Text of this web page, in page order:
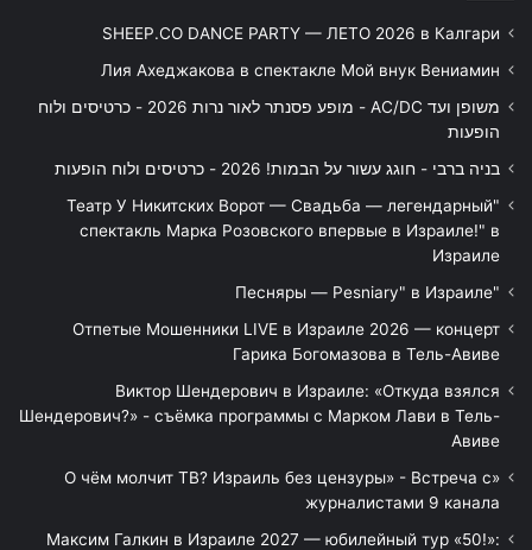
SHEEP.CO DANCE PARTY — ЛЕТО 2026 в Калгари
Лия Ахеджакова в спектакле Мой внук Вениамин
משופן ועד AC/DC - מופע פסנתר לאור נרות 2026 - כרטיסים ולוח
הופעות
בניה ברבי - חוגג עשור על הבמות! 2026 - כרטיסים ולוח הופעות
"Театр У Никитских Ворот — Свадьба — легендарный
спектакль Марка Розовского впервые в Израиле!" в
Израиле
"Песняры — Pesniary" в Израиле
Отпетые Мошенники LIVE в Израиле 2026 — концерт
Гарика Богомазова в Тель-Авиве
Виктор Шендерович в Израиле: «Откуда взялся
Шендерович?» - съёмка программы с Марком Лави в Тель-
Авиве
«О чём молчит ТВ? Израиль без цензуры» - Встреча с
журналистами 9 канала
Максим Галкин в Израиле 2027 — юбилейный тур «50!»: